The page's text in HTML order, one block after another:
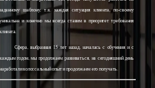
заданному шаблону, т.к. каждая ситуация клиента, по-своему
уникальна и конечно мы всегда ставим в приоритет требования
клиента.
Сфера, выбранная 15 лет назад, началась с обучения и с
каждым годом, мы продолжаем развиваться, на сегодняшний день
наработали колоссальный опыт и продолжаем его получать.